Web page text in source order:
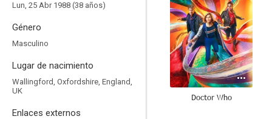
Lun, 25 Abr 1988 (38 años)
Género
Masculino
Lugar de nacimiento
Wallingford, Oxfordshire, England,
UK
Enlaces externos
Doctor Who